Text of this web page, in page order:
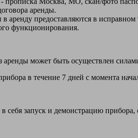
аренды.
в аренду предоставляются в
функционирования.
аренды может быть осуществлен
в течение 7 дней с момента
себя запуск и демонстрацию